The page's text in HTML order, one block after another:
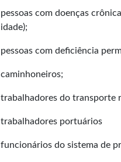
pessoas com doenças
idade);
pessoas com deficiência
caminhoneiros;
trabalhadores do transporte
trabalhadores portuários
funcionários do sistema de